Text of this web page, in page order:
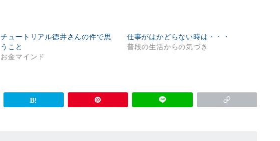
チュートリアル徳井さんの件で思
うこと
お金マインド
仕事がはかどらない時は・・・
普段の生活からの気づき